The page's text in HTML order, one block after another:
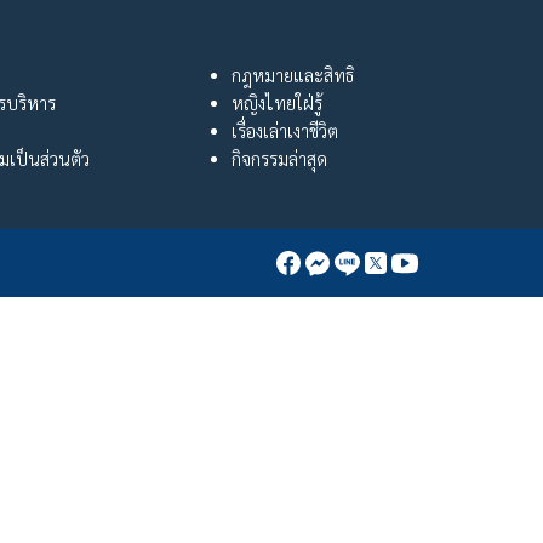
บริหาร
เป็นส่วนตัว
กฎหมายและสิทธิ
หญิงไทยใฝ่รู้
เรื่องเล่าเงาชีวิต
กิจกรรมล่าสุด